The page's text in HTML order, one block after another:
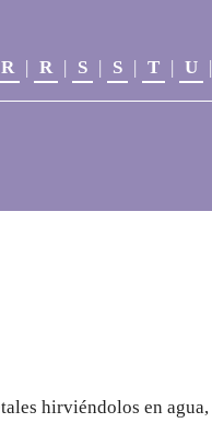
R | R | S | S | T | U |
hirviéndolos en agua,